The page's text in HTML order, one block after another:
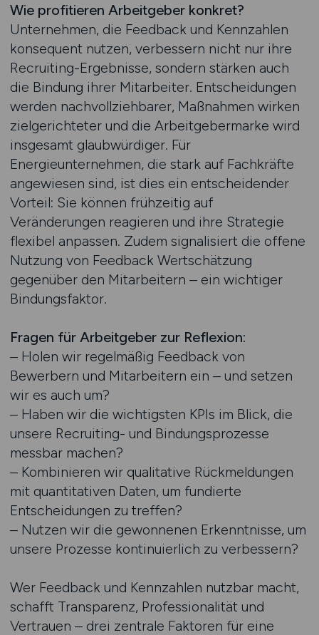
Wie profitieren Arbeitgeber konkret?
Unternehmen, die Feedback und Kennzahlen
konsequent nutzen, verbessern nicht nur ihre
Recruiting-Ergebnisse, sondern stärken auch
die Bindung ihrer Mitarbeiter. Entscheidungen
werden nachvollziehbarer, Maßnahmen wirken
zielgerichteter und die Arbeitgebermarke wird
insgesamt glaubwürdiger. Für
Energieunternehmen, die stark auf Fachkräfte
angewiesen sind, ist dies ein entscheidender
Vorteil: Sie können frühzeitig auf
Veränderungen reagieren und ihre Strategie
flexibel anpassen. Zudem signalisiert die offene
Nutzung von Feedback Wertschätzung
gegenüber den Mitarbeitern – ein wichtiger
Bindungsfaktor.
Fragen für Arbeitgeber zur Reflexion:
– Holen wir regelmäßig Feedback von
Bewerbern und Mitarbeitern ein – und setzen
wir es auch um?
– Haben wir die wichtigsten KPIs im Blick, die
unsere Recruiting- und Bindungsprozesse
messbar machen?
– Kombinieren wir qualitative Rückmeldungen
mit quantitativen Daten, um fundierte
Entscheidungen zu treffen?
– Nutzen wir die gewonnenen Erkenntnisse, um
unsere Prozesse kontinuierlich zu verbessern?
Wer Feedback und Kennzahlen nutzbar macht,
schafft Transparenz, Professionalität und
Vertrauen – drei zentrale Faktoren für eine